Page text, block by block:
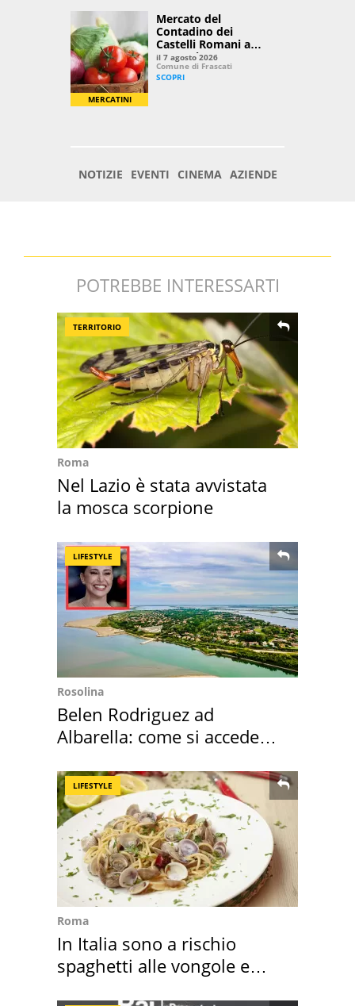
POTREBBE INTERESSARTI
TERRITORIO
Roma
Nel Lazio è stata avvistata
la mosca scorpione
LIFESTYLE
Rosolina
Belen Rodriguez ad
Albarella: come si accede
LIFESTYLE
Roma
In Italia sono a rischio
spaghetti alle vongole e